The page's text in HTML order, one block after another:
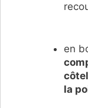
en
la